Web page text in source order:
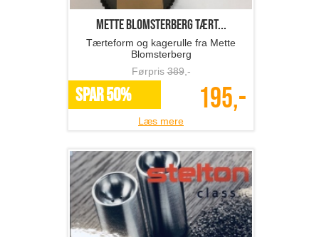
Mette Blomsterberg tært...
Tærteform og kagerulle fra Mette
Blomsterberg
Førpris389,-
SPAR 50% 195,-
Læs mere